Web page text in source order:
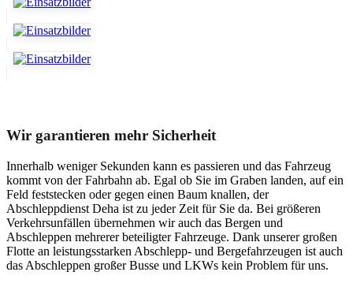
Wir garantieren mehr Sicherheit
Innerhalb weniger Sekunden kann es passieren und das Fahrzeug
kommt von der Fahrbahn ab. Egal ob Sie im Graben landen, auf ein
Feld feststecken oder gegen einen Baum knallen, der
Abschleppdienst Deha ist zu jeder Zeit für Sie da. Bei größeren
Verkehrsunfällen übernehmen wir auch das Bergen und
Abschleppen mehrerer beteiligter Fahrzeuge. Dank unserer großen
Flotte an leistungsstarken Abschlepp- und Bergefahrzeugen ist auch
das Abschleppen großer Busse und LKWs kein Problem für uns.